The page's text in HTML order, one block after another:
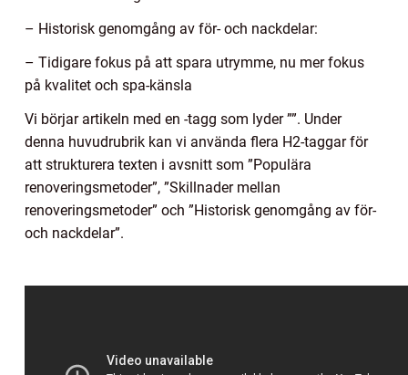
– Historisk genomgång av för- och nackdelar:
– Tidigare fokus på att spara utrymme, nu mer fokus
på kvalitet och spa-känsla
Vi börjar artikeln med en -tagg som lyder ””. Under
denna huvudrubrik kan vi använda flera H2-taggar för
att strukturera texten i avsnitt som ”Populära
renoveringsmetoder”, ”Skillnader mellan
renoveringsmetoder” och ”Historisk genomgång av för-
och nackdelar”.